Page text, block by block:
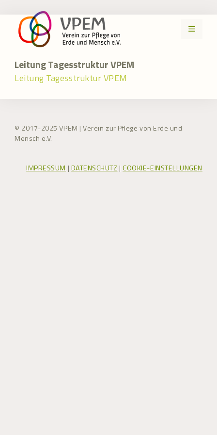
Inhalt
springen
MENÜ
Leitung Tagesstruktur VPEM
Leitung Tagesstruktur VPEM
© 2017-2025 VPEM | Verein zur Pflege von Erde und
Mensch e.V.
IMPRESSUM | DATENSCHUTZ |COOKIE-EINSTELLUNGEN